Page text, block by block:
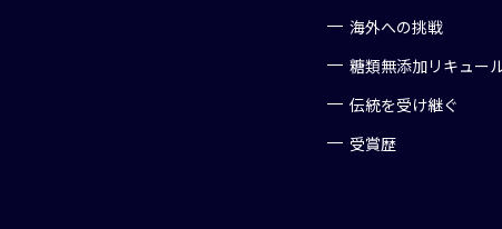
海外への挑戦
糖類無添加リキュー
伝統を受け継ぐ
受賞歴